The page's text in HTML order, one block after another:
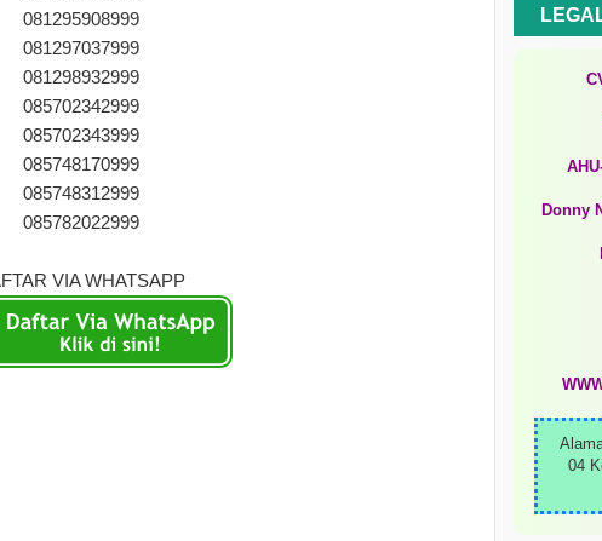
081295908999
081297037999
081298932999
085702342999
085702343999
085748170999
085748312999
085782022999
VIA WHATSAPP
Donny
04